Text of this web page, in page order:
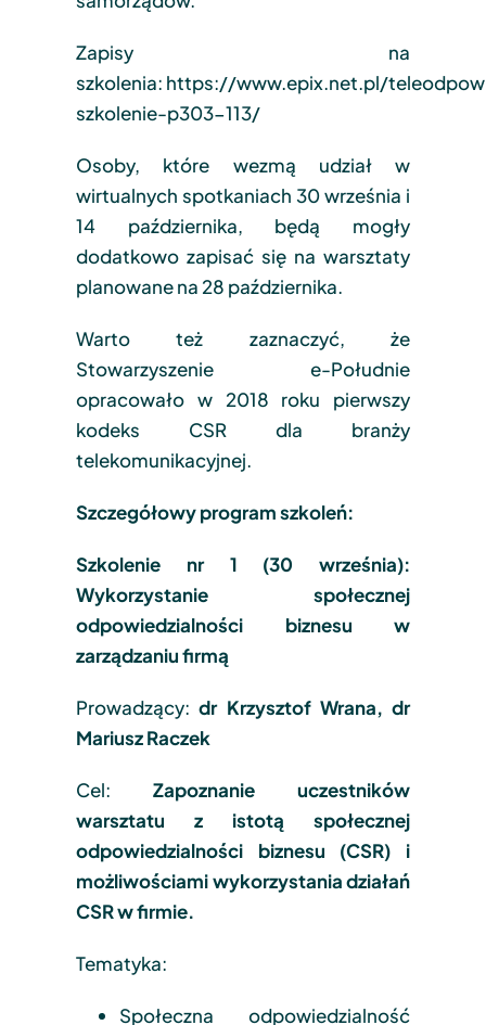
Zapisy na
szkolenia: https://www.epix.net.pl/
szkolenie-p303-113/
Osoby, które wezmą udział w
wirtualnych spotkaniach 30 września i
14 października, będą mogły
dodatkowo zapisać się na warsztaty
planowane na 28 października.
Warto też zaznaczyć, że
Stowarzyszenie e-Południe
opracowało w 2018 roku pierwszy
kodeks CSR dla branży
telekomunikacyjnej.
Szczegółowy program szkoleń:
Szkolenie nr 1 (30 września):
Wykorzystanie społecznej
odpowiedzialności biznesu w
zarządzaniu firmą
Prowadzący:dr Krzysztof Wrana, dr
Mariusz Raczek
Cel: Zapoznanie uczestników
warsztatu z istotą społecznej
odpowiedzialności biznesu (CSR) i
możliwościami wykorzystania działań
CSR w firmie.
Tematyka:
Społeczna odpowiedzialność